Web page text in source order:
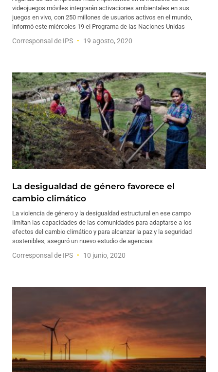
videojuegos móviles integrarán activaciones ambientales en sus
juegos en vivo, con 250 millones de usuarios activos en el mundo,
informó este miércoles 19 el Programa de las Naciones Unidas
Corresponsal de IPS 19 agosto, 2020
La desigualdad de género favorece el
cambio climático
La violencia de género y la desigualdad estructural en ese campo
limitan las capacidades de las comunidades para adaptarse a los
efectos del cambio climático y para alcanzar la paz y la seguridad
sostenibles, aseguró un nuevo estudio de agencias
Corresponsal de IPS 10 junio, 2020